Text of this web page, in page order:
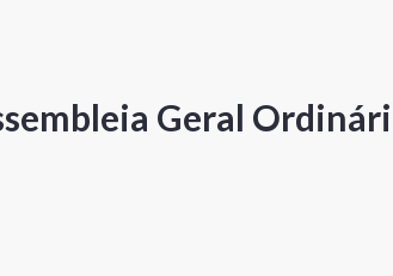
Geral